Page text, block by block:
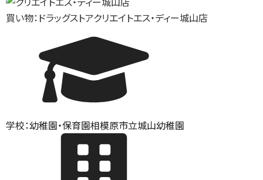
買い物：ドラッグストアクリエイトエス・ディー城山店
学校：幼稚園・保育園相模原市立城山幼稚園